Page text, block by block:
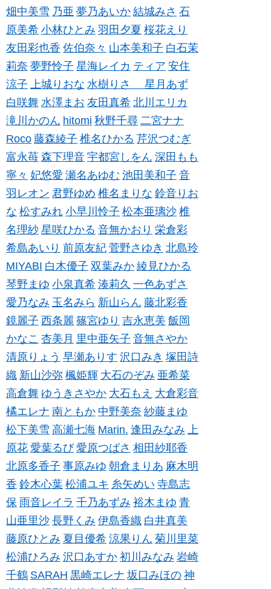
畑中美雪 乃亜 夢乃あいか 結城みさ 石
原美希 小林ひとみ 羽田夕夏 桜花えり
友田彩也香 佐伯奈々 山本美和子 白石茉
莉奈 夢野怜子 星海レイカ ティア 安住
涼子 上城りおな 水樹りさ 星月あず
白咲舞 水澤まお 友田真希 北川エリカ
滝川かのん hitomi 秋野千尋 二宮ナナ
Roco 藤森綾子 椎名ひかる 芹沢つむぎ
富永苺 森下理音 宇都宮しをん 深田もも
寧々 妃悠愛 瀬名あゆむ 池田美和子 音
羽レオン 君野ゆめ 椎名まりな 鈴音りお
な 松すみれ 小早川怜子 松本亜璃沙 椎
名理紗 星咲ひかる 音無かおり 栄倉彩
希島あいり 前原友紀 菅野さゆき 北島玲
MIYABI 白木優子 双葉みか 綾見ひかる
琴野まゆ 小泉真希 湊莉久 一色あずさ
愛乃なみ 玉名みら 新山らん 藤北彩香
鏡麗子 西条麗 篠宮ゆり 吉永恵美 飯岡
かなこ 杏美月 里中亜矢子 音無さやか
清原りょう 早瀬ありす 沢口みき 塚田詩
織 新山沙弥 楓姫輝 大石のぞみ 亜希菜
高倉舞 ゆうきさやか 大石もえ 大倉彩音
橘エレナ 南ともか 中野美奈 紗藤まゆ
松下美雪 高瀬七海 Marin. 逢田みなみ 上
原花 愛葉るび 愛原つばさ 相田紗耶香
北原多香子 事原みゆ 朝倉まりあ 麻木明
香 鈴木心葉 松浦ユキ 糸矢めい 寺島志
保 雨音レイラ 千乃あずみ 裕木まゆ 青
山亜里沙 長野くみ 伊島香織 白井真美
藤原ひとみ 夏目優希 涼果りん 菊川里菜
松浦ひろみ 沢口あすか 初川みなみ 岩崎
千鶴 SARAH 黒崎エレナ 坂口みほの 神